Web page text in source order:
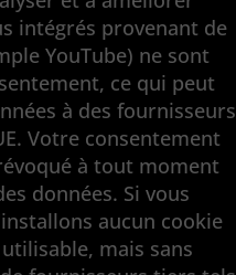
· Rectification
fine · Automation ·
intégrés provenant de
YouTube) ne sont
ce qui peut
à des fournisseurs
Votre consentement
à tout moment
données. Si vous
aucun cookie
mais sans